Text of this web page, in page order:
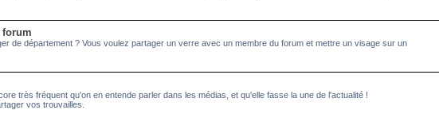
forum
de département ? Vous voulez partager un verre avec un membre du forum et mettre un visage sur un
très fréquent qu'on en entende parler dans les médias, et qu'elle fasse la une de l'actualité !
vos trouvailles.